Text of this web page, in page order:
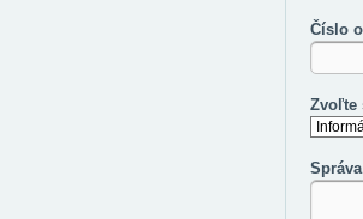
Číslo
Zvoľte
Správa